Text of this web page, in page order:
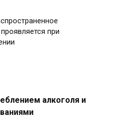
при
алкоголя и